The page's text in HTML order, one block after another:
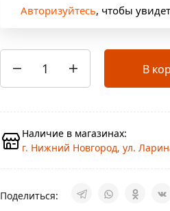
Авторизуйтесь, чтобы
В
Наличие в магазинах:
г. Нижний Новгород, ул.
Поделиться: